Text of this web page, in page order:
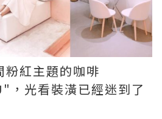
粉紅主題的咖啡
，光看裝潢已經迷到了